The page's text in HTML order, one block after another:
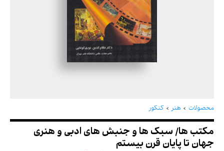
محصولات هنر کنکور
مکتب ها/ سبک ها و جنبش های ادبی و هنری
جهان تا پایان قرن بیستم